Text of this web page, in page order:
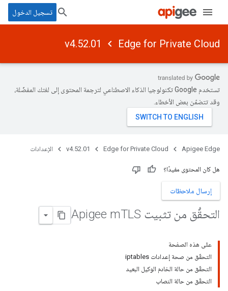
تسجيل الدخول
Edge for Private Cloud
v4.52.01
تستخدم Google تكنولوجيا الذكاء الاصطناعي لترجمة المحتوى إلى لغتك المفضّلة،
وقد تتضمّن بعض الأخطاء.
Apigee Edge
Edge for Private Cloud
v4.52.01 الإعدادات
هل كان المحتوى مفيدًا؟
إرسال ملاحظات
التحقُّق من تثبيت Apigee m TLS
على هذه الصفحة
التحقّق من صحة إعدادات iptables
التحقّق من حالة الخادم الوكيل البعيد
التحقّق من حالة النصاب